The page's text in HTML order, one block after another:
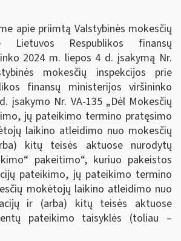
apie priimtą Valstybinės mokesčių
Lietuvos Respublikos finansų
2024 m. liepos 4 d. įsakymą Nr.
mokesčių inspekcijos prie
finansų ministerijos viršininko
įsakymo Nr. VA-135 „Dėl Mokesčių
jų pateikimo termino pratęsimo
laikino atleidimo nuo mokesčių
kitų teisės aktuose nurodytų
pakeitimo“, kuriuo pakeistos
pateikimo, jų pateikimo termino
mokėtojų laikino atleidimo nuo
ir (arba) kitų teisės aktuose
pateikimo taisyklės (toliau –